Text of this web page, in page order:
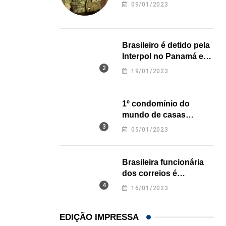
09/01/2023
Brasileiro é detido pela
Interpol no Panamá e
pode pegar prisão
19/01/2023
1º condomínio do
mundo de casas
impressas em 3D é
05/01/2023
Brasileira funcionária
dos correios é
assassinada a facadas
16/01/2023
EDIÇÃO IMPRESSA